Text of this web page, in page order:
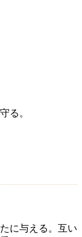
る。
に与える。互い